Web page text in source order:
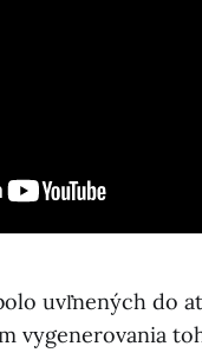
uvľnených do
vygenerovania